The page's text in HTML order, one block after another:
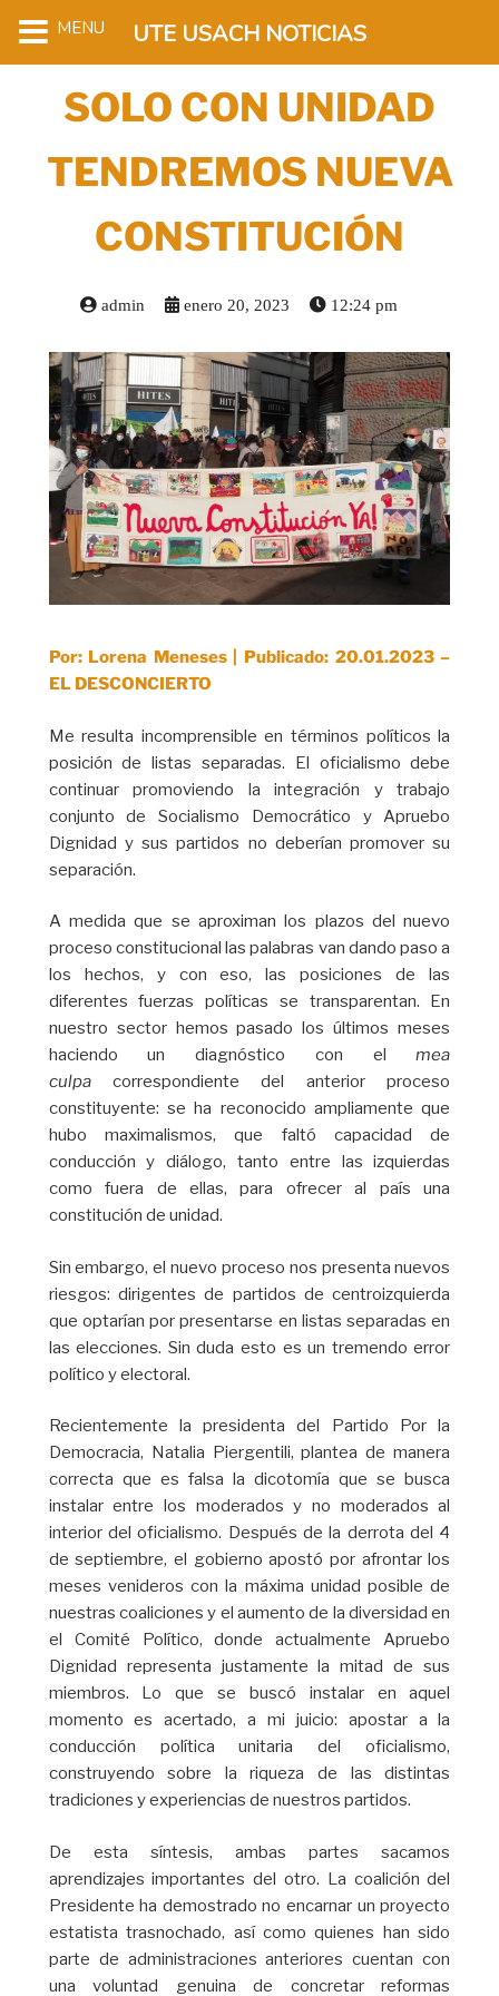
SOLO CON UNIDAD
TENDREMOS NUEVA
CONSTITUCIÓN
admin enero 20, 2023 12:24 pm
Por: Lorena Meneses | Publicado: 20.01.2023 –
EL DESCONCIERTO
Me resulta incomprensible en términos políticos la
posición de listas separadas. El oficialismo debe
continuar promoviendo la integración y trabajo
conjunto de Socialismo Democrático y Apruebo
Dignidad y sus partidos no deberían promover su
separación.
A medida que se aproximan los plazos del nuevo
proceso constitucional las palabras van dando paso a
los hechos, y con eso, las posiciones de las
diferentes fuerzas políticas se transparentan. En
nuestro sector hemos pasado los últimos meses
haciendo un diagnóstico con elmea
culpacorrespondiente del anterior proceso
constituyente: se ha reconocido ampliamente que
hubo maximalismos, que faltó capacidad de
conducción y diálogo, tanto entre las izquierdas
como fuera de ellas, para ofrecer al país una
constitución de unidad.
Sin embargo, el nuevo proceso nos presenta nuevos
riesgos: dirigentes de partidos de centroizquierda
que optarían por presentarse en listas separadas en
las elecciones. Sin duda esto es un tremendo error
político y electoral.
Recientemente la presidenta del Partido Por la
Democracia, Natalia Piergentili, plantea de manera
correcta que es falsa la dicotomía que se busca
instalar entre los moderados y no moderados al
interior del oficialismo. Después de la derrota del 4
de septiembre, el gobierno apostó por afrontar los
meses venideros con la máxima unidad posible de
nuestras coaliciones y el aumento de la diversidad en
el Comité Político, donde actualmente Apruebo
Dignidad representa justamente la mitad de sus
miembros. Lo que se buscó instalar en aquel
momento es acertado, a mi juicio: apostar a la
conducción política unitaria del oficialismo,
construyendo sobre la riqueza de las distintas
tradiciones y experiencias de nuestros partidos.
De esta síntesis, ambas partes sacamos
aprendizajes importantes del otro. La coalición del
Presidente ha demostrado no encarnar un proyecto
estatista trasnochado, así como quienes han sido
parte de administraciones anteriores cuentan con
una voluntad genuina de concretar reformas
MENU UTE USACH NOTICIAS